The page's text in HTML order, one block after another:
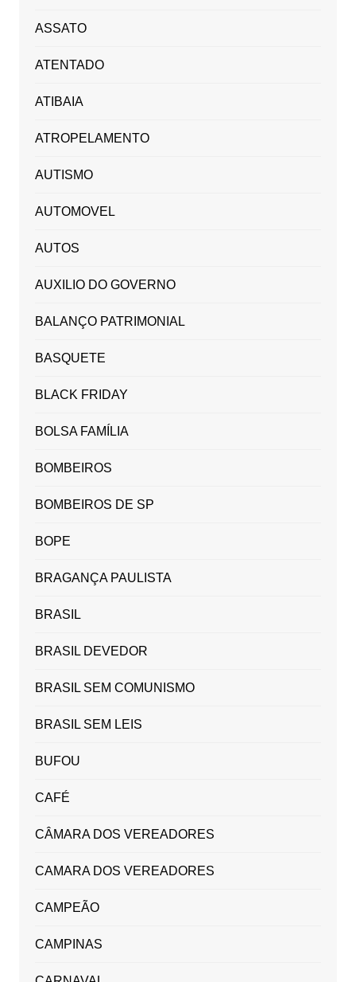
ASSATO
ATENTADO
ATIBAIA
ATROPELAMENTO
AUTISMO
AUTOMOVEL
AUTOS
AUXILIO DO GOVERNO
BALANÇO PATRIMONIAL
BASQUETE
BLACK FRIDAY
BOLSA FAMÍLIA
BOMBEIROS
BOMBEIROS DE SP
BOPE
BRAGANÇA PAULISTA
BRASIL
BRASIL DEVEDOR
BRASIL SEM COMUNISMO
BRASIL SEM LEIS
BUFOU
CAFÉ
CÂMARA DOS VEREADORES
CAMARA DOS VEREADORES
CAMPEÃO
CAMPINAS